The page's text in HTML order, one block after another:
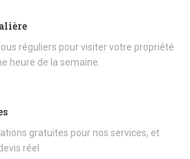
réguliers pour visiter votre propriété
heure de la semaine.
gratuites pour nos services, et
réel